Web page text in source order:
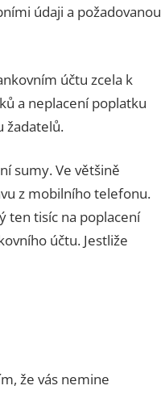
údaji a požadovanou
účtu zcela k
a neplacení poplatku
žadatelů.
sumy. Ve většině
z mobilního telefonu.
ten tisíc na poplacení
účtu. Jestliže
že vás nemine